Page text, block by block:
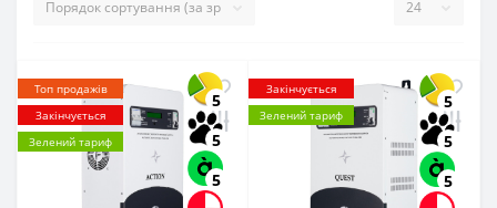
Топ продажів
Закінчується
Зелений тариф
5
5
5
Закінчується
Зелений тариф
5
5
5